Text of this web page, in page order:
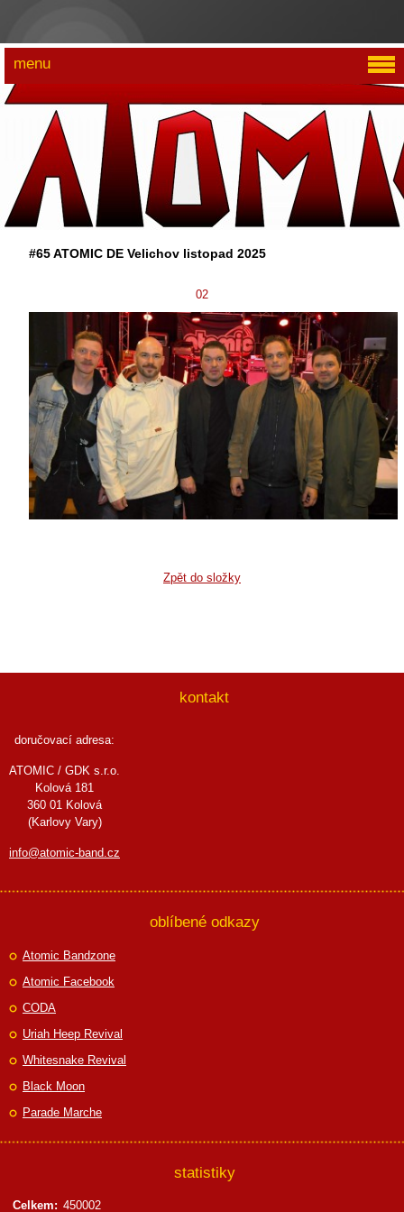
#65 ATOMIC DE Velichov listopad 2025
02
Zpět do složky
menu
kontakt
doručovací adresa:
ATOMIC / GDK s.r.o.
Kolová 181
360 01 Kolová
(Karlovy Vary)
info@atomic-band.cz
oblíbené odkazy
Atomic Bandzone
Atomic Facebook
CODA
Uriah Heep Revival
Whitesnake Revival
Black Moon
Parade Marche
statistiky
Celkem: 450002